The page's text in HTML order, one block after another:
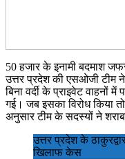
50 हजार के इनामी बदमाश
उत्तर प्रदेश की एसओजी टीम
बिना वर्दी के प्राइवेट
गई। जब इसका विरोध किया
अनुसार टीम के सदस्यों ने शराब
उत्तर प्रदेश के
खिलाफ केस